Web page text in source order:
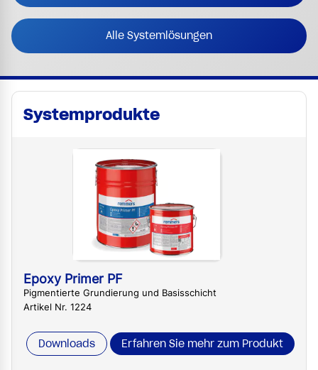
Alle Systemlösungen
Systemprodukte
Epoxy Primer PF
Pigmentierte Grundierung und Basisschicht
Artikel Nr. 1224
Downloads Erfahren Sie mehr zum Produkt